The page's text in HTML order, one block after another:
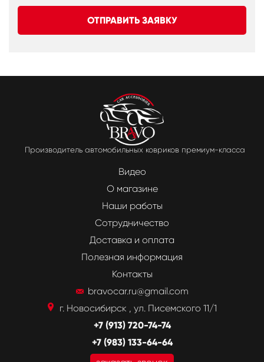
ОТПРАВИТЬ ЗАЯВКУ
Производитель автомобильных ковриков премиум-класса
Видео
О магазине
Наши работы
Сотрудничество
Доставка и оплата
Полезная информация
Контакты
bravocar.ru@gmail.com
г. Новосибирск , ул. Писемского 11/1
+7 (913) 720-74-74
+7 (983) 133-64-64